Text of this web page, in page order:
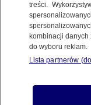
13.11.2023, 22:36
Udostępnij
treści.
kombinacji
do wyboru reklam.
Lista partnerów